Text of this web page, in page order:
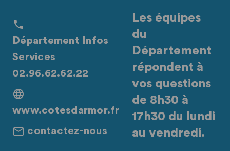
Département Infos
Services
02.96.62.62.22
www.cotesdarmor.fr
contactez-nous
Les équipes
du
Département
répondent à
vos questions
de 8h30 à
17h30 du lundi
au vendredi.